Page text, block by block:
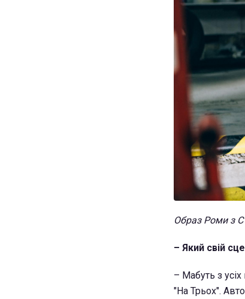
Образ Роми з
– Який свій
– Мабуть з
"На Трьох".